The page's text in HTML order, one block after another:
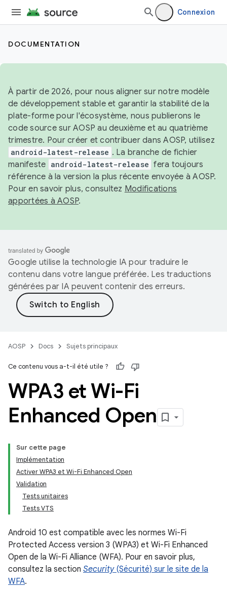
Connexion
DOCUMENTATION
À partir de 2026, pour nous aligner sur notre modèle
de développement stable et garantir la stabilité de la
plate-forme pour l'écosystème, nous publierons le
code source sur AOSP au deuxième et au quatrième
trimestre. Pour créer et contribuer dans AOSP, utilisez
android-latest-release . La branche de fichier
manifeste android-latest-release fera toujours
référence à la version la plus récente envoyée à AOSP.
Pour en savoir plus, consultez Modifications
apportées à AOSP.
Google utilise la technologie IA pour traduire le
contenu dans votre langue préférée. Les traductions
générées par IA peuvent contenir des erreurs.
AOSP Docs Sujets principaux
Ce contenu vous a-t-il été utile ?
WPA3 et Wi-Fi
Enhanced Open
Sur cette page
Implémentation
Activer WPA3 et Wi-Fi Enhanced Open
Validation
Tests unitaires
Tests VTS
Android 10 est compatible avec les normes Wi-Fi
Protected Access version 3 (WPA3) et Wi-Fi Enhanced
Open de la Wi-Fi Alliance (WFA). Pour en savoir plus,
consultez la section Security(Sécurité) sur le site de la
WFA.